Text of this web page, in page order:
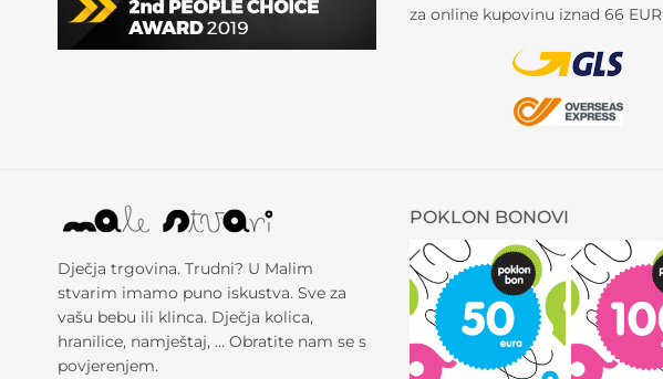
za online kupovinu iznad 66 EUR
Dječja trgovina. Trudni? U Malim
stvarim imamo puno iskustva. Sve za
vašu bebu ili klinca. Dječja kolica,
hranilice, namještaj, … Obratite nam se s
povjerenjem.
POKLON BONOVI